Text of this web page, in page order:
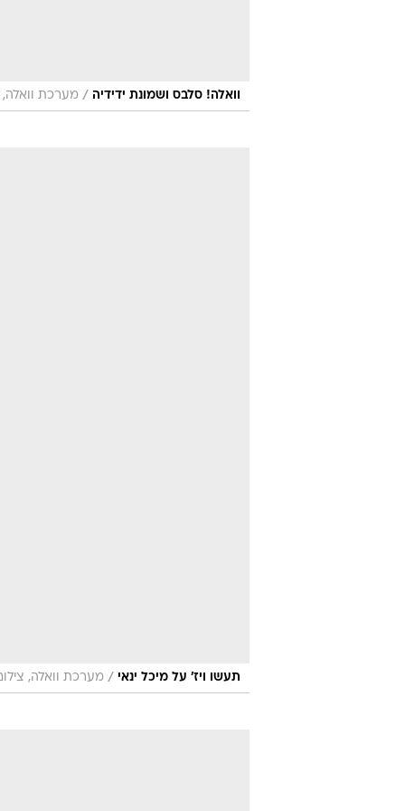
וואלה! סלבס ושמונת ידידיה / מערכת וואלה,
תעשו ויז' על מיכל ינאי / מערכת וואלה,